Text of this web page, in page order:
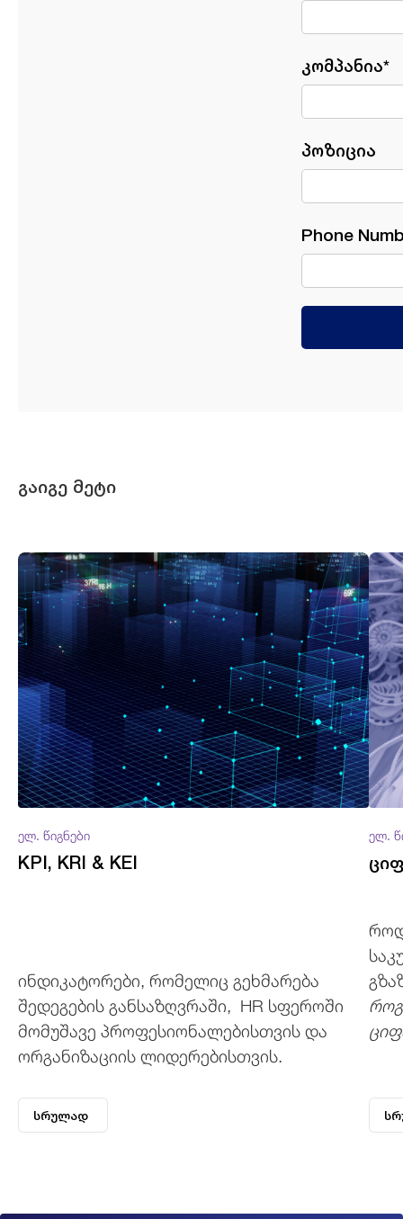
კომპანია*
პოზიცია
Phone
გაიგე მეტი
ელ. წიგნები
KPI, KRI & KEI
ინდიკატორები, რომელიც გეხმარება
შედეგების განსაზღვრაში, HR სფეროში
მომუშავე პროფესიონალებისთვის და
ორგანიზაციის ლიდერებისთვის.
ᲡᲠᲣᲚᲐᲓ
ელ.